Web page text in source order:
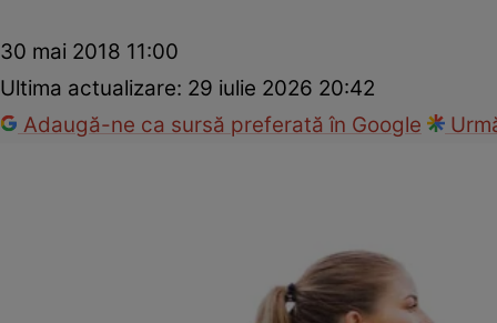
30 mai 2018 11:00
Ultima actualizare: 29 iulie 2026 20:42
Adaugă-ne ca sursă preferată în Google